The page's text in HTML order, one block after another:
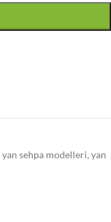
yan sehpa modelleri, yan